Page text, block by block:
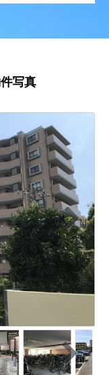
写真
N
ext
N